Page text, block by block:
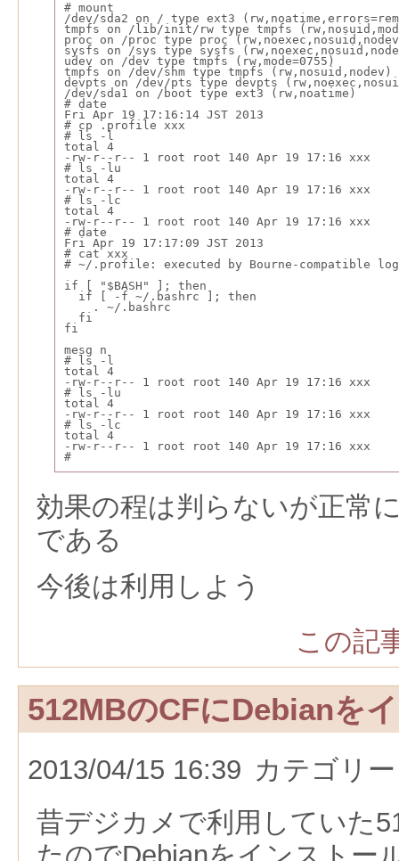
# mount
/dev/sda2 on / type ext3
tmpfs on /lib/init/rw type tmpfs
proc on /proc type proc
sysfs on /sys type sysfs
udev on /dev type tmpfs (rw,mode=0755)
tmpfs on /dev/shm type tmpfs (rw,nosuid,nodev)
devpts on /dev/pts type devpts
/dev/sda1 on /boot type ext3 (rw,noatime)
# date
Fri Apr 19 17:16:14 JST 2013
# cp .profile xxx
# ls -l
total 4
-rw-r--r-- 1 root root 140 Apr 19 17:16 xxx
# ls -lu
total 4
-rw-r--r-- 1 root root 140 Apr 19 17:16 xxx
# ls -lc
total 4
-rw-r--r-- 1 root root 140 Apr 19 17:16 xxx
# date
Fri Apr 19 17:17:09 JST 2013
# cat xxx
# ~/.profile: executed by Bourne-compatible
if [ "$BASH" ]; then
if [ -f ~/.bashrc ]; then
. ~/.bashrc
fi
fi
mesg n
# ls -l
total 4
-rw-r--r-- 1 root root 140 Apr 19 17:16 xxx
# ls -lu
total 4
-rw-r--r-- 1 root root 140 Apr 19 17:16 xxx
# ls -lc
total 4
-rw-r--r-- 1 root root 140 Apr 19 17:16 xxx
#
効果の程は判らないが正常
である
今後は利用しよう
この記
512MBのCFにDebianを
2013/04/15 16:39 カテゴリ
昔デジカメで利用していた